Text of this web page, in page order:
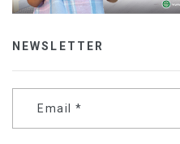
NEWSLETTER
Email *